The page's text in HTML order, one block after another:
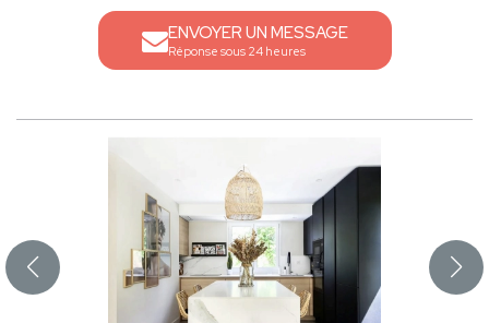
ENVOYER UN MESSAGE
Réponse sous 24 heures